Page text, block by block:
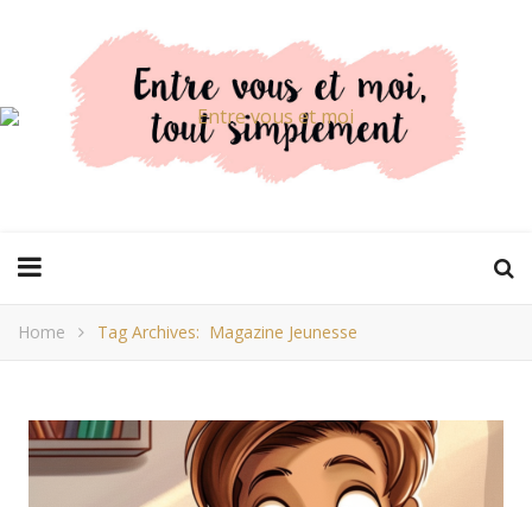
Home Tag Archives: Magazine Jeunesse